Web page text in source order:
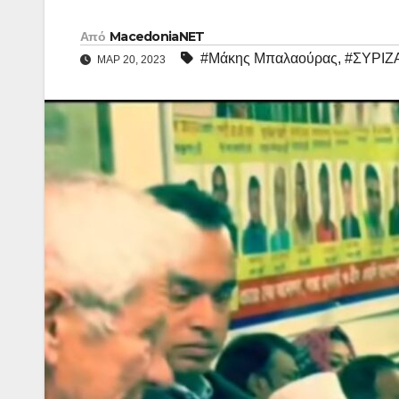
Από MacedoniaNET
ΜΑΡ 20, 2023 #Μάκης Μπαλαούρας,